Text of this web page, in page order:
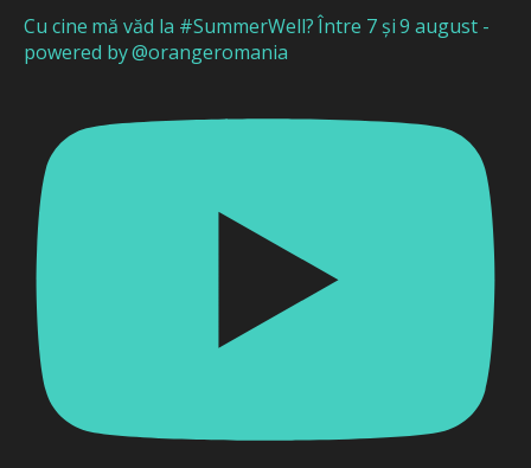
Cu cine mă văd la #SummerWell? Între 7 și 9 august -
powered by @orangeromania